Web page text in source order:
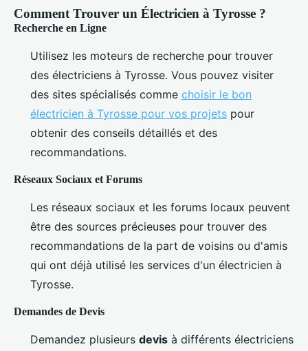
Comment Trouver un Électricien à Tyrosse ?
Recherche en Ligne
Utilisez les moteurs de recherche pour trouver
des électriciens à Tyrosse. Vous pouvez visiter
des sites spécialisés comme choisir le bon
électricien à Tyrosse pour vos projets pour
obtenir des conseils détaillés et des
recommandations.
Réseaux Sociaux et Forums
Les réseaux sociaux et les forums locaux peuvent
être des sources précieuses pour trouver des
recommandations de la part de voisins ou d'amis
qui ont déjà utilisé les services d'un électricien à
Tyrosse.
Demandes de Devis
Demandez plusieurs devis à différents électriciens